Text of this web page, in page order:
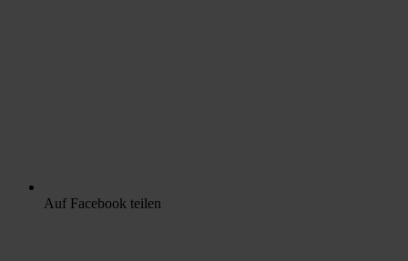
Auf Facebook teilen